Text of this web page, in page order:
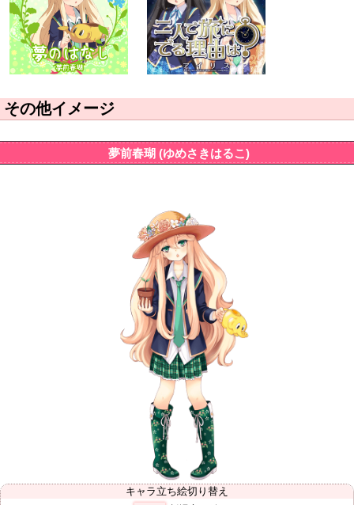
その他イメージ
夢前春瑚 (ゆめさきはるこ)
キャラ立ち絵切り替え